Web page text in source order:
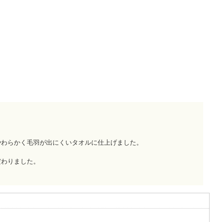
らかく毛羽が出にくいタオルに仕上げました。
りました。